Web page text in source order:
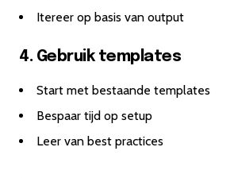
Itereer op basis van output
4. Gebruik templates
Start met bestaande templates
Bespaar tijd op setup
Leer van best practices